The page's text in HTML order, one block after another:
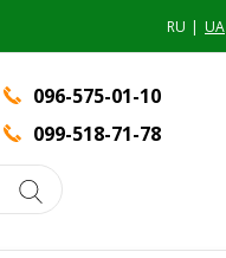
RU UA
096-575-01-10
099-518-71-78